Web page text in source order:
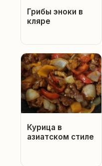
Грибы эноки в
кляре
Курица в
азиатском стиле